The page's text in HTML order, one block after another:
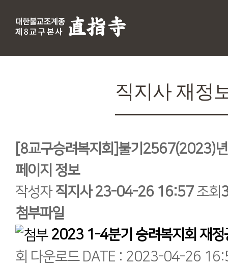
직지사 재정
[8교구승려복지회]불기2567(2023)
페이지 정보
작성자직지사 23-04-26 16:57조회
첨부파일
2023 1-4분기 승려복지회 재정
회 다운로드 DATE : 2023-04-26